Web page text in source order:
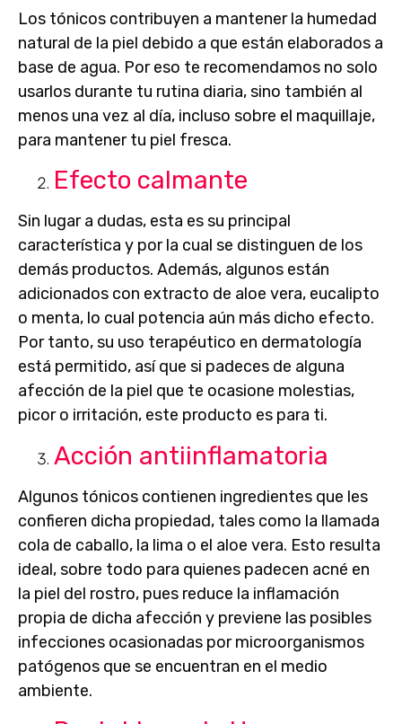
Los tónicos contribuyen a mantener la humedad
natural de la piel debido a que están elaborados a
base de agua. Por eso te recomendamos no solo
usarlos durante tu rutina diaria, sino también al
menos una vez al día, incluso sobre el maquillaje,
para mantener tu piel fresca.
Efecto calmante
Sin lugar a dudas, esta es su principal
característica y por la cual se distinguen de los
demás productos. Además, algunos están
adicionados con extracto de aloe vera, eucalipto
o menta, lo cual potencia aún más dicho efecto.
Por tanto, su uso terapéutico en dermatología
está permitido, así que si padeces de alguna
afección de la piel que te ocasione molestias,
picor o irritación, este producto es para ti.
Acción antiinflamatoria
Algunos tónicos contienen ingredientes que les
confieren dicha propiedad, tales como la llamada
cola de caballo, la lima o el aloe vera. Esto resulta
ideal, sobre todo para quienes padecen acné en
la piel del rostro, pues reduce la inflamación
propia de dicha afección y previene las posibles
infecciones ocasionadas por microorganismos
patógenos que se encuentran en el medio
ambiente.